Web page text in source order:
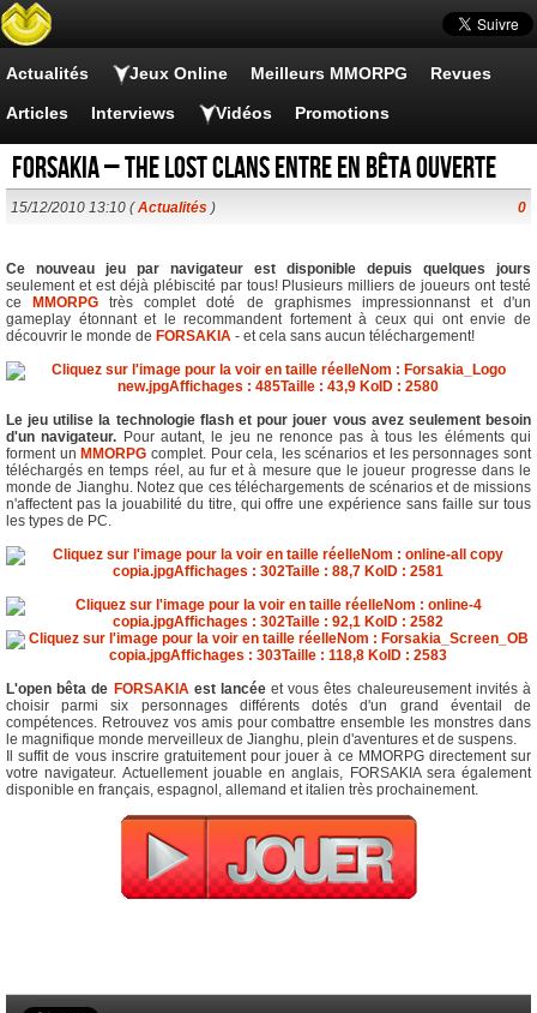
Actualités Jeux Online Meilleurs MMORPG Revues
Articles Interviews Vidéos Promotions
Forsakia – The Lost Clans entre en Bêta ouverte
15/12/2010 13:10 (Actualités ) 0
Ce nouveau jeu par navigateur est disponible depuis quelques jours
seulement et est déjà plébiscité par tous! Plusieurs milliers de joueurs ont testé
ce
MMORPG très complet doté de graphismes impressionnanst et d'un
gameplay étonnant et le recommandent fortement à ceux qui ont envie de
découvrir le monde de FORSAKIA - et cela sans aucun téléchargement!
Le jeu utilise la technologie flash et pour jouer vous avez seulement besoin
d'un navigateur. Pour autant, le jeu ne renonce pas à tous les éléments qui
forment un MMORPG complet. Pour cela, les scénarios et les personnages sont
téléchargés en temps réel, au fur et à mesure que le joueur progresse dans le
monde de Jianghu. Notez que ces téléchargements de scénarios et de missions
n'affectent pas la jouabilité du titre, qui offre une expérience sans faille sur tous
les types de PC.
L'open bêta de FORSAKIAest lancéeet vous êtes chaleureusement invités à
choisir parmi six personnages différents dotés d'un grand éventail de
compétences. Retrouvez vos amis pour combattre ensemble les monstres dans
le magnifique monde merveilleux de Jianghu, plein d'aventures et de suspens.
Il suffit de vous inscrire gratuitement pour jouer à ce MMORPG directement sur
votre navigateur. Actuellement jouable en anglais, FORSAKIA sera également
disponible en français, espagnol, allemand et italien très prochainement.